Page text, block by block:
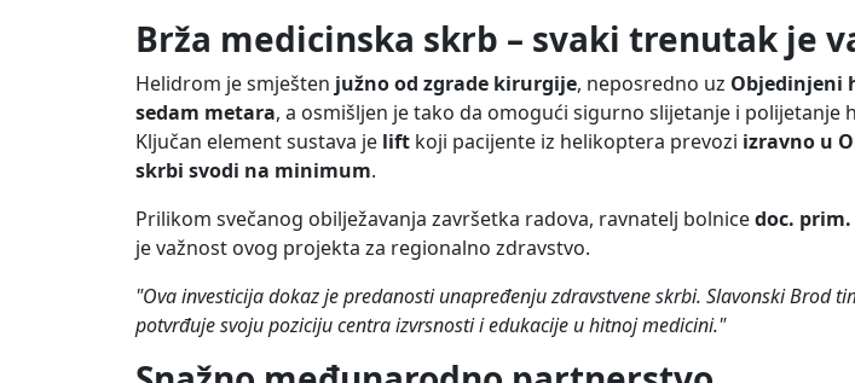
Brža medicinska skrb – svaki trenutak je
Helidrom je smješten južno od zgrade kirurgije, neposredno uz Objedinjeni
sedam metara, a osmišljen je tako da omogući sigurno slijetanje i polijetanje
Ključan element sustava je lift koji pacijente iz helikoptera prevozi izravno u
skrbi svodi na minimum.
Prilikom svečanog obilježavanja završetka radova, ravnatelj bolnicedoc. prim.
je važnost ovog projekta za regionalno zdravstvo.
"Ova investicija dokaz je predanosti unapređenju zdravstvene skrbi. Slavonski Brod
potvrđuje svoju poziciju centra izvrsnosti i edukacije u hitnoj medicini."